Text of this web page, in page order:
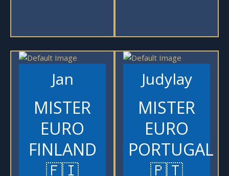
Jan
MISTER
EURO
FINLAND
🇫🇮
Judylay
MISTER
EURO
PORTUGAL
🇵🇹